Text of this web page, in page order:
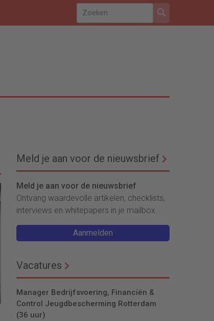
Meld je aan voor de nieuwsbrief
Meld je aan voor de nieuwsbrief
Ontvang waardevolle artikelen, checklists,
interviews en whitepapers in je mailbox.
Aanmelden
Vacatures
Manager Bedrijfsvoering, Financiën &
Control Jeugdbescherming Rotterdam
(36 uur)